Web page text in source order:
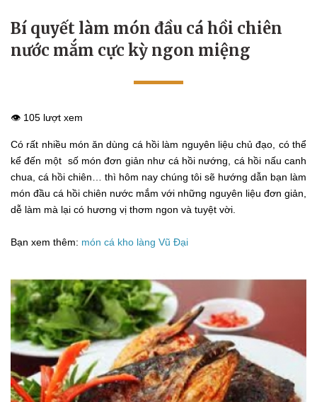
Bí quyết làm món đầu cá hồi chiên
nước mắm cực kỳ ngon miệng
👁️ 105 lượt xem
Có rất nhiều món ăn dùng cá hồi làm nguyên liệu chủ đạo, có thể
kể đến một số món đơn giản như cá hồi nướng, cá hồi nấu canh
chua, cá hồi chiên… thì hôm nay chúng tôi sẽ hướng dẫn bạn làm
món đầu cá hồi chiên nước mắm với những nguyên liệu đơn giản,
dễ làm mà lại có hương vị thơm ngon và tuyệt vời.
Bạn xem thêm: món cá kho làng Vũ Đại